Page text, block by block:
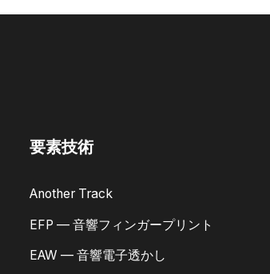
要素技術
Another Track
EFP — 音響フィンガープリント
EAW — 音響電子透かし